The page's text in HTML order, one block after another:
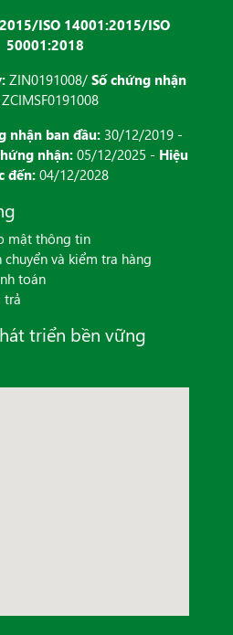
ISO 14001:2015/ISO
50001:2018
ZIN0191008/ Số chứng nhận
ZCIMSF0191008
nhận ban đầu: 30/12/2019 -
nhận:05/12/2025 - Hiệu
đến:04/12/2028
mật thông tin
chuyển và kiểm tra hàng
toán
trả
triển bền vững